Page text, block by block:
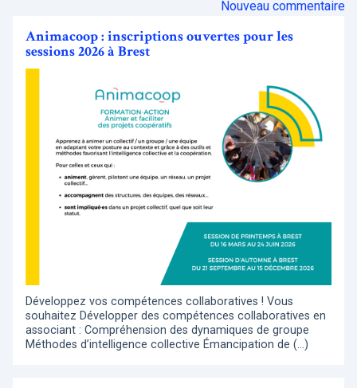
Nouveau commentaire
Animacoop : inscriptions ouvertes pour les
sessions 2026 à Brest
Développez vos compétences collaboratives ! Vous
souhaitez Développer des compétences collaboratives en
associant : Compréhension des dynamiques de groupe
Méthodes d’intelligence collective Émancipation de (…)